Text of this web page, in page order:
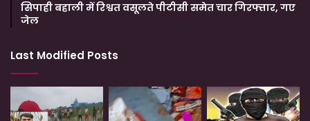
सिपाही बहाली में रिश्वत वसूलते पीटीसी समेत चार गिरफ्तार, गए
जेल
Last Modified Posts